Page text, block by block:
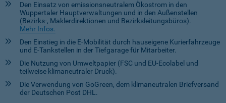
Den Einsatz von emissionsneutralem Ökostrom in den
Wuppertaler Hauptverwaltungen und in den Außenstellen
(Bezirks-, Maklerdirektionen und Bezirksleitungsbüros).
Mehr Infos.
Den Einstieg in die E-Mobilität durch hauseigene Kurierfahrzeuge
und E-Tankstellen in der Tiefgarage für Mitarbeiter.
Die Nutzung von Umweltpapier (FSC und EU-Ecolabel und
teilweise klimaneutraler Druck).
Die Verwendung von GoGreen, dem klimaneutralen Briefversand
der Deutschen Post DHL.